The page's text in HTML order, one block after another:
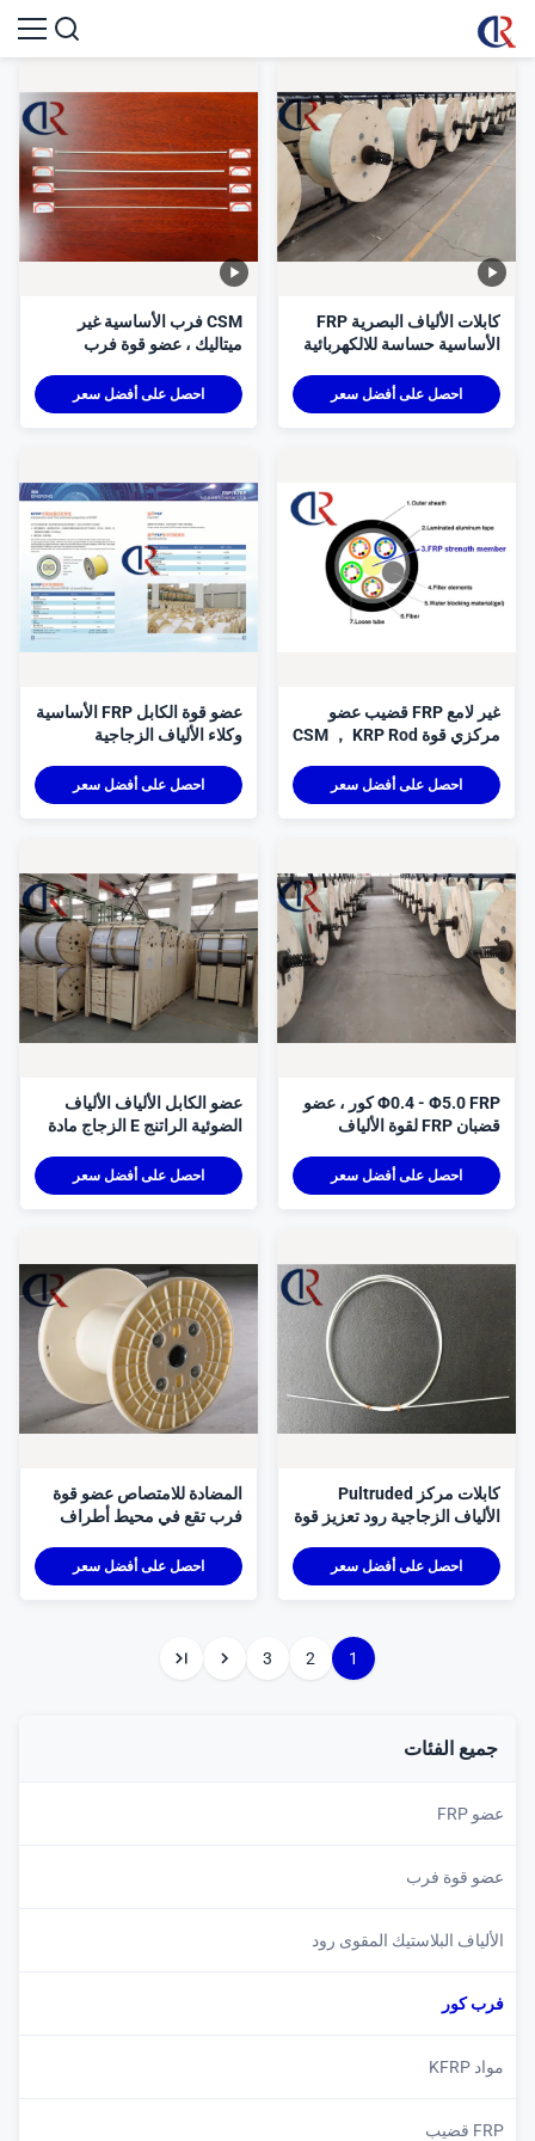
كابلات الألياف البصرية FRP
الأساسية حساسة للالكهربائية
احصل على أفضل سعر
CSM فرب الأساسية غير
ميتاليك ، عضو قوة فرب
احصل على أفضل سعر
غير لامع FRP قضيب عضو
مركزي قوة CSM ， KRP Rod
احصل على أفضل سعر
عضو قوة الكابل FRP الأساسية
وكلاء الألياف الزجاجية
مم
احصل على أفضل سعر
Φ0.4 - Φ5.0 FRP كور ، عضو
قضبان FRP لقوة الألياف
احصل على أفضل سعر
عضو الكابل الألياف الألياف
الضوئية الراتنج E الزجاج مادة
احصل على أفضل سعر
كابلات مركز Pultruded
الألياف الزجاجية رود تعزيز قوة
احصل على أفضل سعر
المضادة للامتصاص عضو قوة
فرب تقع في محيط أطراف
احصل على أفضل سعر
1
2
3
جميع الفئات
عضو FRP
عضو قوة فرب
الألياف البلاستيك المقوى رود
فرب كور
مواد KFRP
FRP قضيب